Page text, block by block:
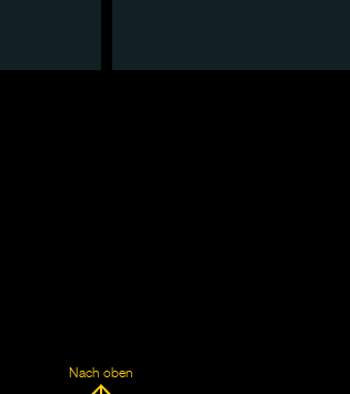
Nach oben